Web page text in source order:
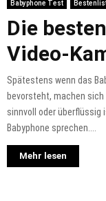
Babyphone Test
Die
Video-
Spätestens wenn das
bevorsteht, machen sich
sinnvoll oder überflüssig
Babyphone sprechen....
Mehr lesen